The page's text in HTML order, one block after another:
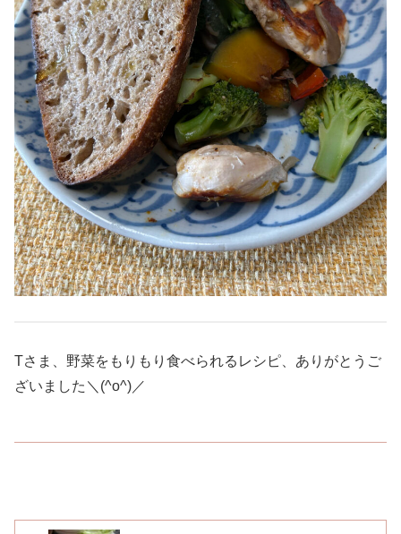
Tさま、野菜をもりもり食べられるレシピ、ありがとうご
ざいました＼(^o^)／